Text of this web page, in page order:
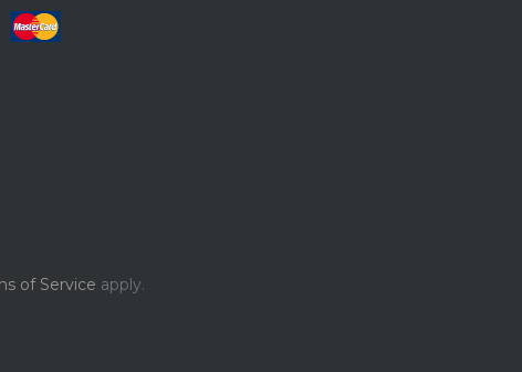
of Service apply.